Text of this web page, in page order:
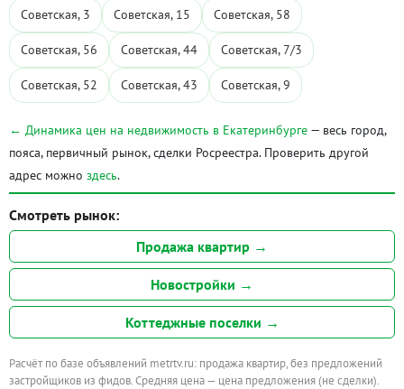
Советская, 3 Советская, 15 Советская, 58
Советская, 56 Советская, 44 Советская, 7/3
Советская, 52 Советская, 43 Советская, 9
← Динамика цен на недвижимость в Екатеринбурге — весь город,
пояса, первичный рынок, сделки Росреестра. Проверить другой
адрес можно здесь.
Смотреть рынок:
Продажа квартир →
Новостройки →
Коттеджные поселки →
Расчёт по базе объявлений metrtv.ru: продажа квартир, без предложений
застройщиков из фидов. Средняя цена — цена предложения (не сделки).